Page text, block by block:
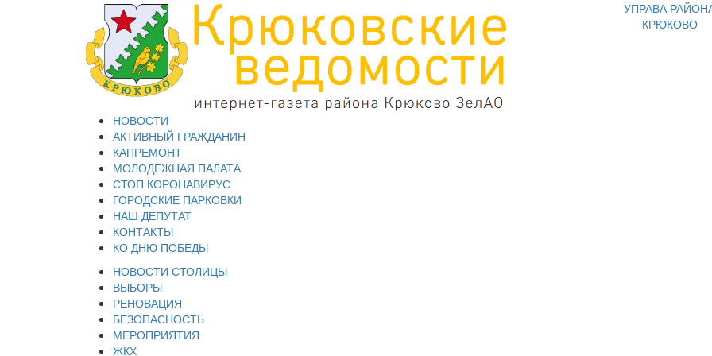
УПРАВА
КРЮКОВО
НОВОСТИ
АКТИВНЫЙ ГРАЖДАНИН
КАПРЕМОНТ
МОЛОДЕЖНАЯ ПАЛАТА
СТОП КОРОНАВИРУС
ГОРОДСКИЕ ПАРКОВКИ
НАШ ДЕПУТАТ
КОНТАКТЫ
КО ДНЮ ПОБЕДЫ
НОВОСТИ СТОЛИЦЫ
ВЫБОРЫ
РЕНОВАЦИЯ
БЕЗОПАСНОСТЬ
МЕРОПРИЯТИЯ
ЖКХ